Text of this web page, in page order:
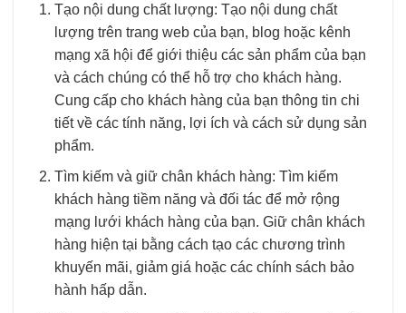
Tạo nội dung chất lượng: Tạo nội dung chất
lượng trên trang web của bạn, blog hoặc kênh
mạng xã hội để giới thiệu các sản phẩm của bạn
và cách chúng có thể hỗ trợ cho khách hàng.
Cung cấp cho khách hàng của bạn thông tin chi
tiết về các tính năng, lợi ích và cách sử dụng sản
phẩm.
Tìm kiếm và giữ chân khách hàng: Tìm kiếm
khách hàng tiềm năng và đối tác để mở rộng
mạng lưới khách hàng của bạn. Giữ chân khách
hàng hiện tại bằng cách tạo các chương trình
khuyến mãi, giảm giá hoặc các chính sách bảo
hành hấp dẫn.